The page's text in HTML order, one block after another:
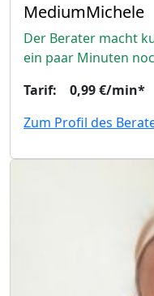
MediumMichele
Der Berater macht
ein paar Minuten
Tarif: 0,99 €/min*
Zum Profil des